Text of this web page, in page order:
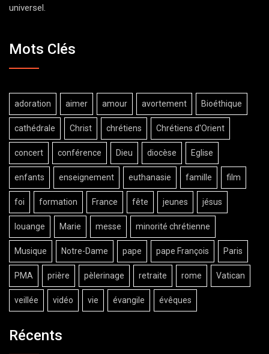
universel.
Mots Clés
adoration aimer amour avortement Bioéthique
cathédrale Christ chrétiens Chrétiens d'Orient
concert conférence Dieu diocèse Eglise
enfants enseignement euthanasie famille film
foi formation France fête jeunes jésus
louange Marie messe minorité chrétienne
Musique Notre-Dame pape pape François Paris
PMA prière pèlerinage retraite rome Vatican
veillée vidéo vie évangile évêques
Récents